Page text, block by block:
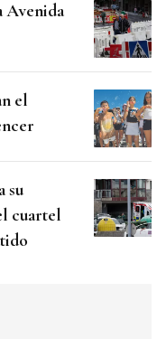
Avenida
el
su
cuartel